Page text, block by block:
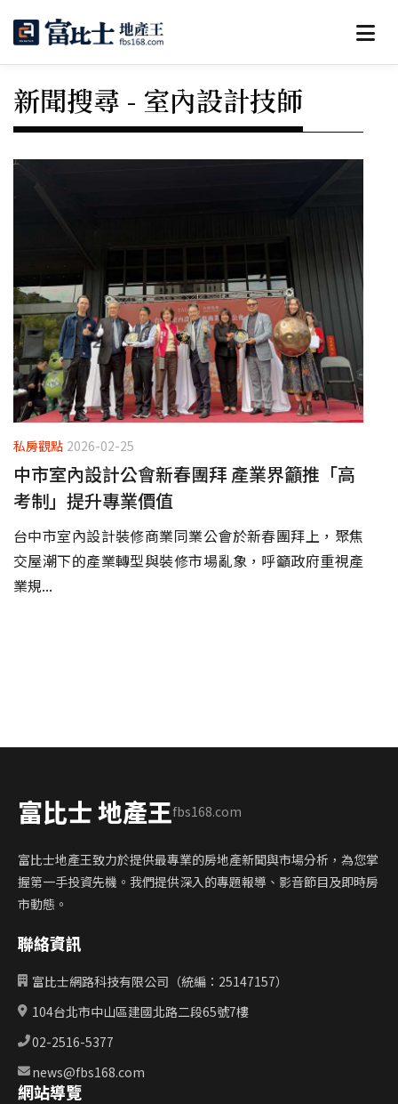
新聞搜尋 - 室內設計技師
私房觀點 2026-02-25
中市室內設計公會新春團拜 產業界籲推「高
考制」提升專業價值
台中市室內設計裝修商業同業公會於新春團拜上，聚焦
交屋潮下的產業轉型與裝修市場亂象，呼籲政府重視產
業規...
富比士 地產王fbs168.com
富比士地產王致力於提供最專業的房地產新聞與市場分析，為您掌
握第一手投資先機。我們提供深入的專題報導、影音節目及即時房
市動態。
聯絡資訊
富比士網路科技有限公司（統編：25147157）
104台北市中山區建國北路二段65號7樓
02-2516-5377
news@fbs168.com
網站導覽